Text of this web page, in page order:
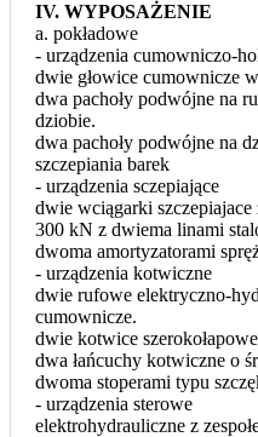
IV. WYPOSAŻENIE
a. pokładowe
- urządzenia cumowniczo-
dwie głowice cumownicze
dwa pachoły podwójne na
dziobie.
dwa pachoły podwójne na
szczepiania barek
- urządzenia sczepiające
dwie wciągarki szczepiajace
300 kN z dwiema linami
dwoma amortyzatorami
- urządzenia kotwiczne
dwie rufowe elektryczno-
cumownicze.
dwie kotwice
dwa łańcuchy kotwiczne o
dwoma stoperami typu
- urządzenia sterowe
elektrohydrauliczne z